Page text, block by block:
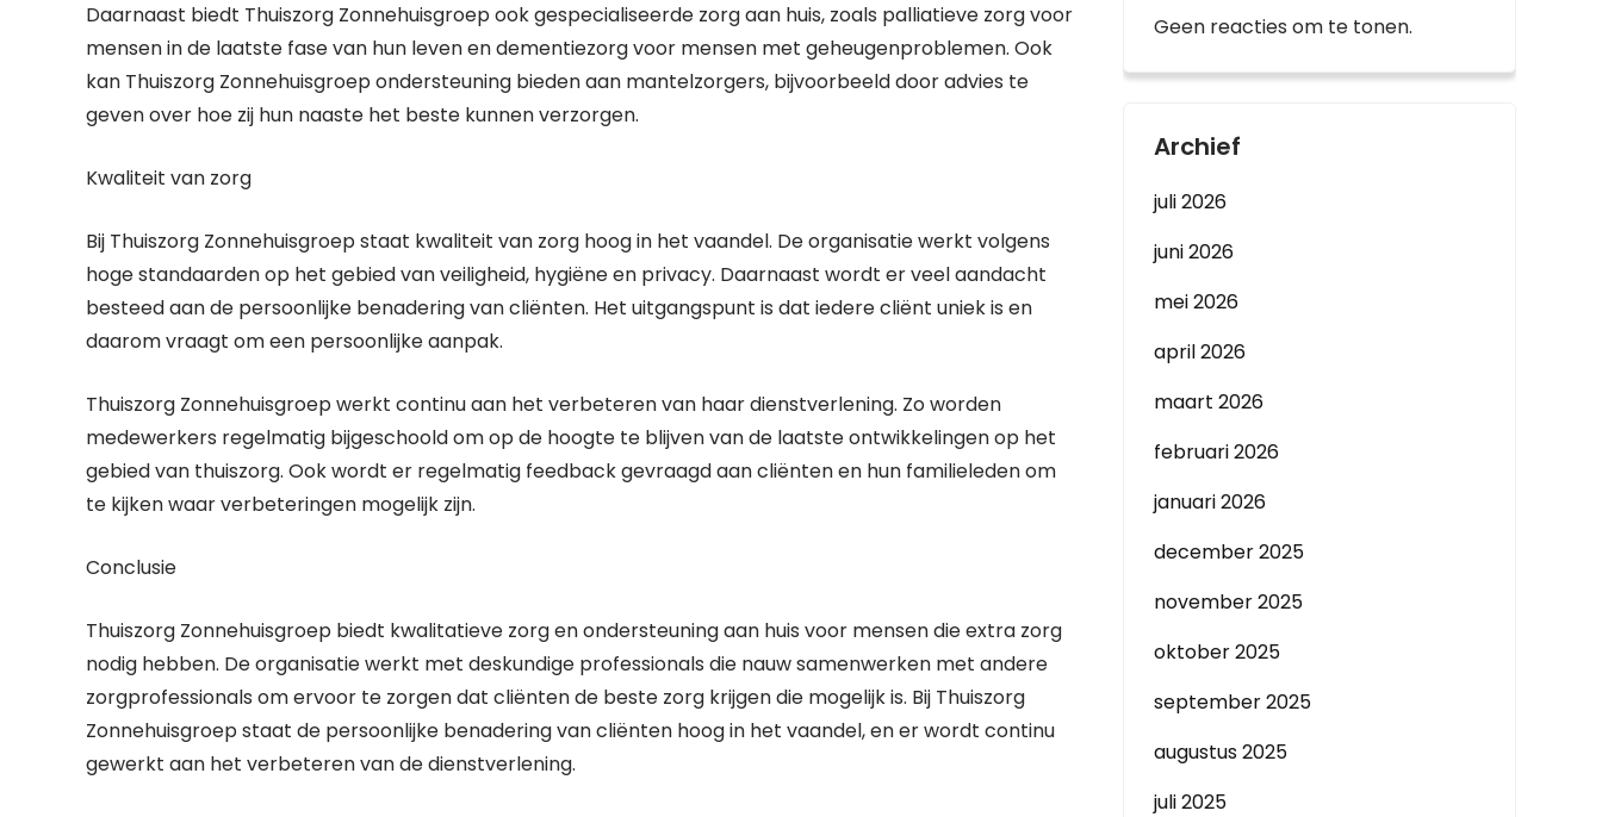
Daarnaast biedt Thuiszorg Zonnehuisgroep ook gespecialiseerde zorg aan huis, zoals palliatieve zorg voor
mensen in de laatste fase van hun leven en dementiezorg voor mensen met geheugenproblemen. Ook
kan Thuiszorg Zonnehuisgroep ondersteuning bieden aan mantelzorgers, bijvoorbeeld door advies te
geven over hoe zij hun naaste het beste kunnen verzorgen.
Kwaliteit van zorg
Bij Thuiszorg Zonnehuisgroep staat kwaliteit van zorg hoog in het vaandel. De organisatie werkt volgens
hoge standaarden op het gebied van veiligheid, hygiëne en privacy. Daarnaast wordt er veel aandacht
besteed aan de persoonlijke benadering van cliënten. Het uitgangspunt is dat iedere cliënt uniek is en
daarom vraagt om een persoonlijke aanpak.
Thuiszorg Zonnehuisgroep werkt continu aan het verbeteren van haar dienstverlening. Zo worden
medewerkers regelmatig bijgeschoold om op de hoogte te blijven van de laatste ontwikkelingen op het
gebied van thuiszorg. Ook wordt er regelmatig feedback gevraagd aan cliënten en hun familieleden om
te kijken waar verbeteringen mogelijk zijn.
Conclusie
Thuiszorg Zonnehuisgroep biedt kwalitatieve zorg en ondersteuning aan huis voor mensen die extra zorg
nodig hebben. De organisatie werkt met deskundige professionals die nauw samenwerken met andere
zorgprofessionals om ervoor te zorgen dat cliënten de beste zorg krijgen die mogelijk is. Bij Thuiszorg
Zonnehuisgroep staat de persoonlijke benadering van cliënten hoog in het vaandel, en er wordt continu
gewerkt aan het verbeteren van de dienstverlening.
Geen reacties om te tonen.
Archief
juli 2026
juni 2026
mei 2026
april 2026
maart 2026
februari 2026
januari 2026
december 2025
november 2025
oktober 2025
september 2025
augustus 2025
juli 2025